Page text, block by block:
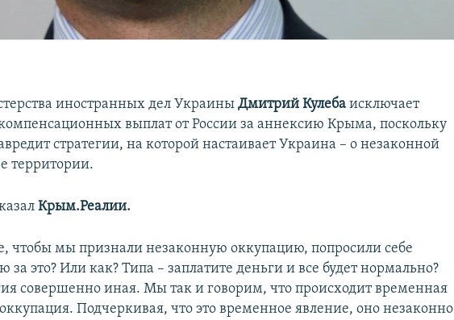
иностранных дел Украины Дмитрий Кулебаисключает
выплат от России за аннексию Крыма, поскольку
стратегии, на которой настаивает Украина – о незаконной
территории.
Крым.Реалии.
чтобы мы признали незаконную оккупацию, попросили себе
за это? Или как? Типа – заплатите деньги и все будет нормально?
совершенно иная. Мы так и говорим, что происходит временная
Подчеркивая, что это временное явление, оно незаконно